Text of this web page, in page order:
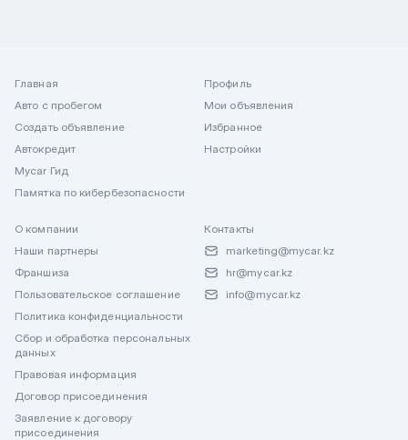
Главная
Авто с пробегом
Создать объявление
Автокредит
Mycar Гид
Памятка по кибербезопасности
Профиль
Мои объявления
Избранное
Настройки
О компании
Наши партнеры
Франшиза
Пользовательское соглашение
Политика конфиденциальности
Сбор и обработка персональных
данных
Правовая информация
Договор присоединения
Заявление к договору
присоединения
Контакты
marketing@mycar.kz
hr@mycar.kz
info@mycar.kz